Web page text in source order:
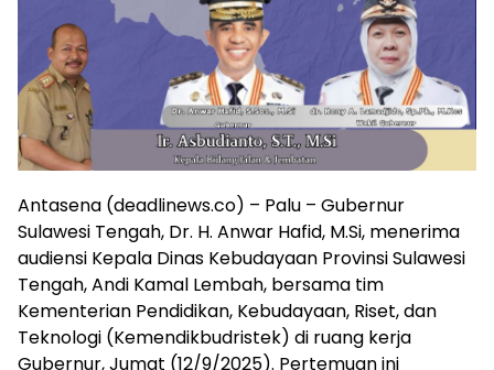
Antasena (deadlinews.co) – Palu – Gubernur
Sulawesi Tengah, Dr. H. Anwar Hafid, M.Si, menerima
audiensi Kepala Dinas Kebudayaan Provinsi Sulawesi
Tengah, Andi Kamal Lembah, bersama tim
Kementerian Pendidikan, Kebudayaan, Riset, dan
Teknologi (Kemendikbudristek) di ruang kerja
Gubernur, Jumat (12/9/2025). Pertemuan ini